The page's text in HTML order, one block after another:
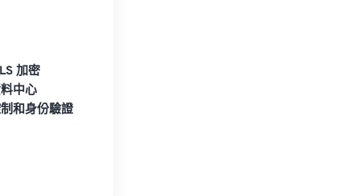
加密
中心
和身份驗證